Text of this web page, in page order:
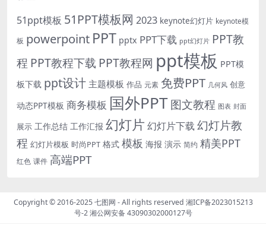
51ppt模板 51PPT模板网 2023 keynote幻灯片 keynote模
板 powerpoint PPT pptx PPT下载 ppt幻灯片 PPT教
程 PPT教程下载 PPT教程网 ppt模板 PPT模
板下载 ppt设计 主题模板 作品 元素 免费PPT 几何风 创意
动态PPT模板 商务模板 国外PPT图文教程 图表 封面
展示 工作总结 工作汇报 幻灯片 幻灯片下载 幻灯片教
程 幻灯片模板 时尚PPT 格式 模板 海报 演示 简约 精美PPT
红色 课件 高端PPT
Copyright © 2016-2025七图网 - All rights reserved 湘ICP备2023015213
号-2湘公网安备 43090302000127号